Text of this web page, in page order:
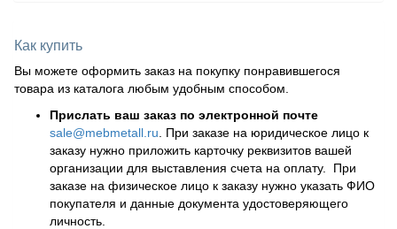
Как купить
Вы можете оформить заказ на покупку понравившегося
товара из каталога любым удобным способом.
Прислать ваш заказ по электронной почте
sale@mebmetall.ru . При заказе на юридическое лицо к
заказу нужно приложить карточку реквизитов вашей
организации для выставления счета на оплату. При
заказе на физическое лицо к заказу нужно указать ФИО
покупателя и данные документа удостоверяющего
личность.